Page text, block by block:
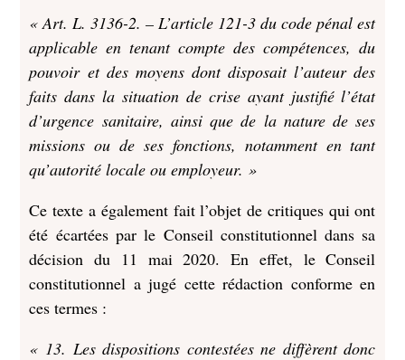
« Art. L. 3136-2. – L’article 121-3 du code pénal est
applicable en tenant compte des compétences, du
pouvoir et des moyens dont disposait l’auteur des
faits dans la situation de crise ayant justifié l’état
d’urgence sanitaire, ainsi que de la nature de ses
missions ou de ses fonctions, notamment en tant
qu’autorité locale ou employeur. »
Ce texte a également fait l’objet de critiques qui ont
été écartées par le Conseil constitutionnel dans sa
décision du 11 mai 2020. En effet, le Conseil
constitutionnel a jugé cette rédaction conforme en
ces termes :
« 13. Les dispositions contestées ne diffèrent donc